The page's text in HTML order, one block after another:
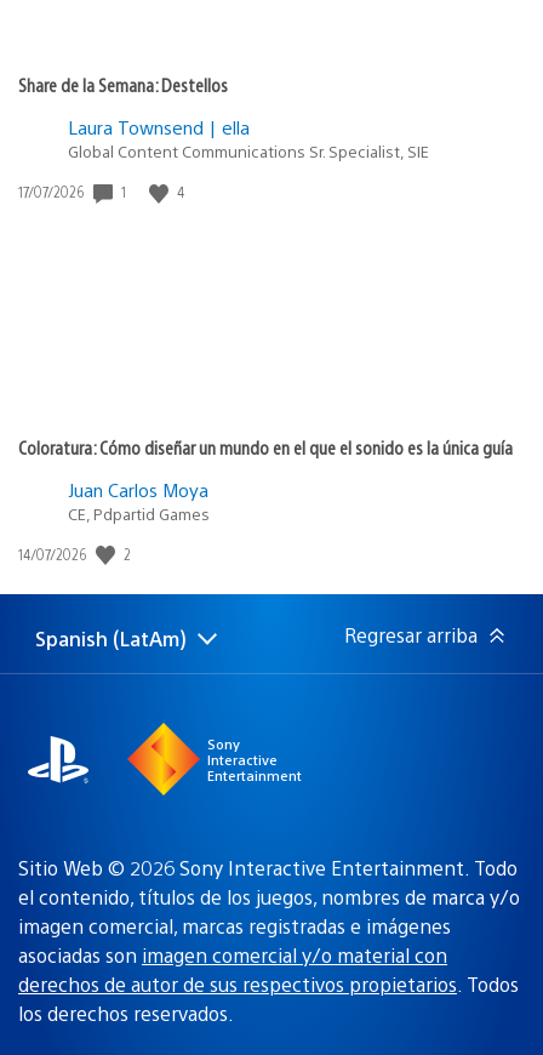
Share de la Semana: Destellos
Laura Townsend | ella
Global Content Communications Sr. Specialist, SIE
Fecha
17/07/2026 1 4
Coloratura: Cómo diseñar un mundo en el que el sonido es la única guía
Juan Carlos Moya
CE, Pdpartid Games
Fecha
publicación:
14/07/2026 2
Elige
una
Región
actual:
Spanish (LatAm) Regresar arriba
Sony
Interactive
Entertainment
Sitio Web © 2026 Sony Interactive Entertainment. Todo
el contenido, títulos de los juegos, nombres de marca y/o
imagen comercial, marcas registradas e imágenes
asociadas son imagen comercial y/o material con
derechos de autor de sus respectivos propietarios. Todos
los derechos reservados.